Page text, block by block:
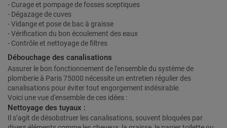
- Curage et pompage de fosses sceptiques
- Dégazage de cuves
- Vidange et pose de bac à graisse
- Vérification du bon écoulement des eaux
- Contrôle et nettoyage de filtres
Débouchage des canalisations
Assurer le bon fonctionnement de l'ensemble du système de
plomberie à Paris 75000 nécessite un entretien régulier des
canalisations pour éviter tout engorgement indésirable.
Voici une vue d'ensemble de ces idées :
Nettoyage des tuyaux :
Il s’agit de désobstruer les canalisations, souvent bloquées par